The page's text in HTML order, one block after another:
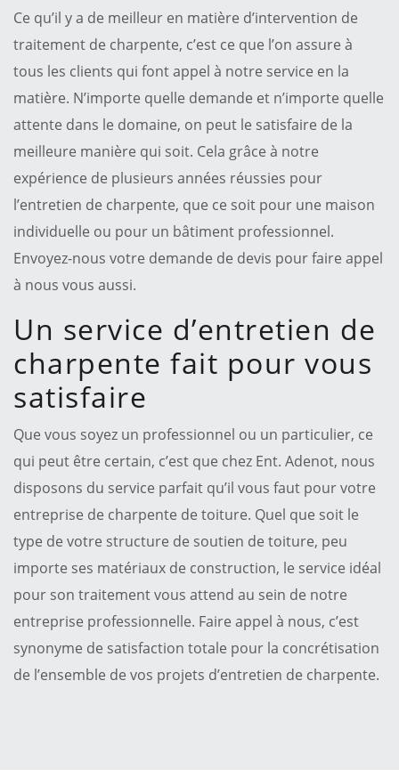
Ce qu’il y a de meilleur en matière d’intervention de
traitement de charpente, c’est ce que l’on assure à
tous les clients qui font appel à notre service en la
matière. N’importe quelle demande et n’importe quelle
attente dans le domaine, on peut le satisfaire de la
meilleure manière qui soit. Cela grâce à notre
expérience de plusieurs années réussies pour
l’entretien de charpente, que ce soit pour une maison
individuelle ou pour un bâtiment professionnel.
Envoyez-nous votre demande de devis pour faire appel
à nous vous aussi.
Un service d’entretien de
charpente fait pour vous
satisfaire
Que vous soyez un professionnel ou un particulier, ce
qui peut être certain, c’est que chez Ent. Adenot, nous
disposons du service parfait qu’il vous faut pour votre
entreprise de charpente de toiture. Quel que soit le
type de votre structure de soutien de toiture, peu
importe ses matériaux de construction, le service idéal
pour son traitement vous attend au sein de notre
entreprise professionnelle. Faire appel à nous, c’est
synonyme de satisfaction totale pour la concrétisation
de l’ensemble de vos projets d’entretien de charpente.